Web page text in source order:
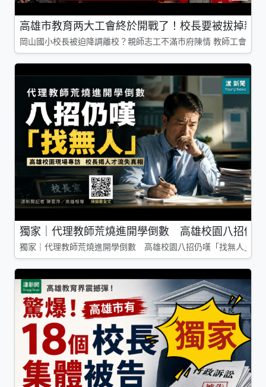
高雄市教育两大工會終於開戰了！校長要被拔掉親
岡山國小校長被迫降調離校？親師志工不滿市府陳情 教師工會槓
獨家｜代理教師荒燒進開學倒數 高雄校園八招仍
獨家｜代理教師荒燒進開學倒數 高雄校園八招仍嘆「找無人」